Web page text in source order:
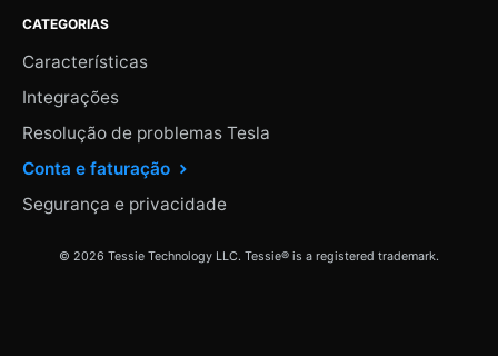
CATEGORIAS
Características
Integrações
Resolução de problemas Tesla
Conta e faturação
Segurança e privacidade
© 2026 Tessie Technology LLC. Tessie® is a registered trademark.